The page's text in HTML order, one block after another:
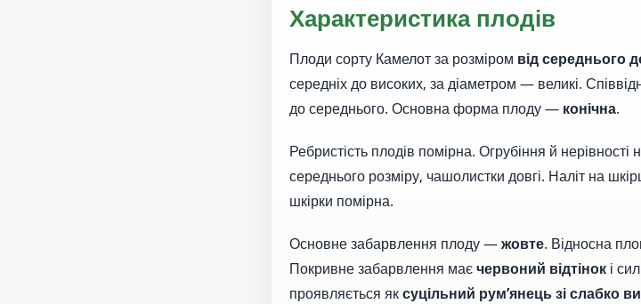
Характеристика плодів
Плоди сорту Камелот за розміром від середнього
середніх до високих, за діаметром — великі.
до середнього. Основна форма плоду — конічна.
Ребристість плодів помірна. Огрубіння й
середнього розміру, чашолистки довгі. Наліт на
шкірки помірна.
Основне забарвлення плоду —жовте. Відносна
Покривне забарвлення маєчервоний відтінок і
проявляється яксуцільний рум’янець зі слабко